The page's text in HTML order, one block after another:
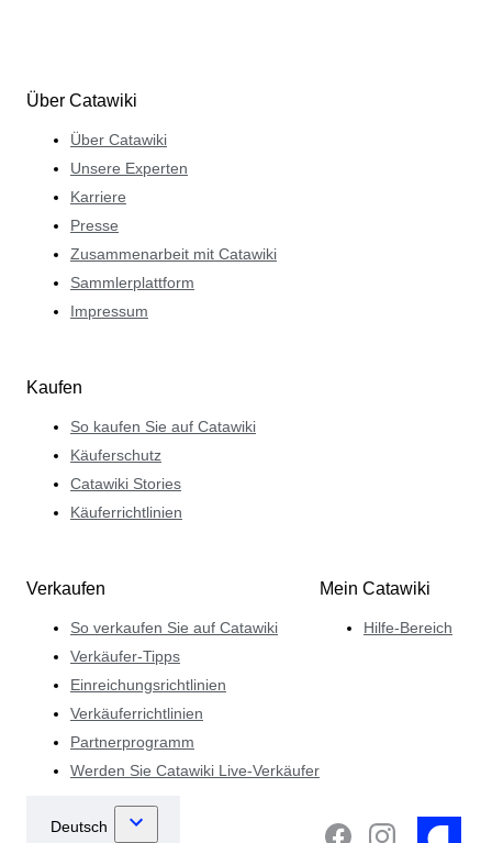
Über Catawiki
Über Catawiki
Unsere Experten
Karriere
Presse
Zusammenarbeit mit Catawiki
Sammlerplattform
Impressum
Kaufen
So kaufen Sie auf Catawiki
Käuferschutz
Catawiki Stories
Käuferrichtlinien
Verkaufen
So verkaufen Sie auf Catawiki
Verkäufer-Tipps
Einreichungsrichtlinien
Verkäuferrichtlinien
Partnerprogramm
Werden Sie Catawiki Live-Verkäufer
Mein Catawiki
Hilfe-Bereich